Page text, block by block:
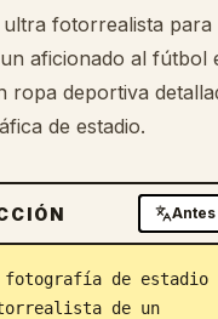
fotorrealista
aficionado al fútbol
ropa deportiva
de estadio.
fotografía de estadio
de un